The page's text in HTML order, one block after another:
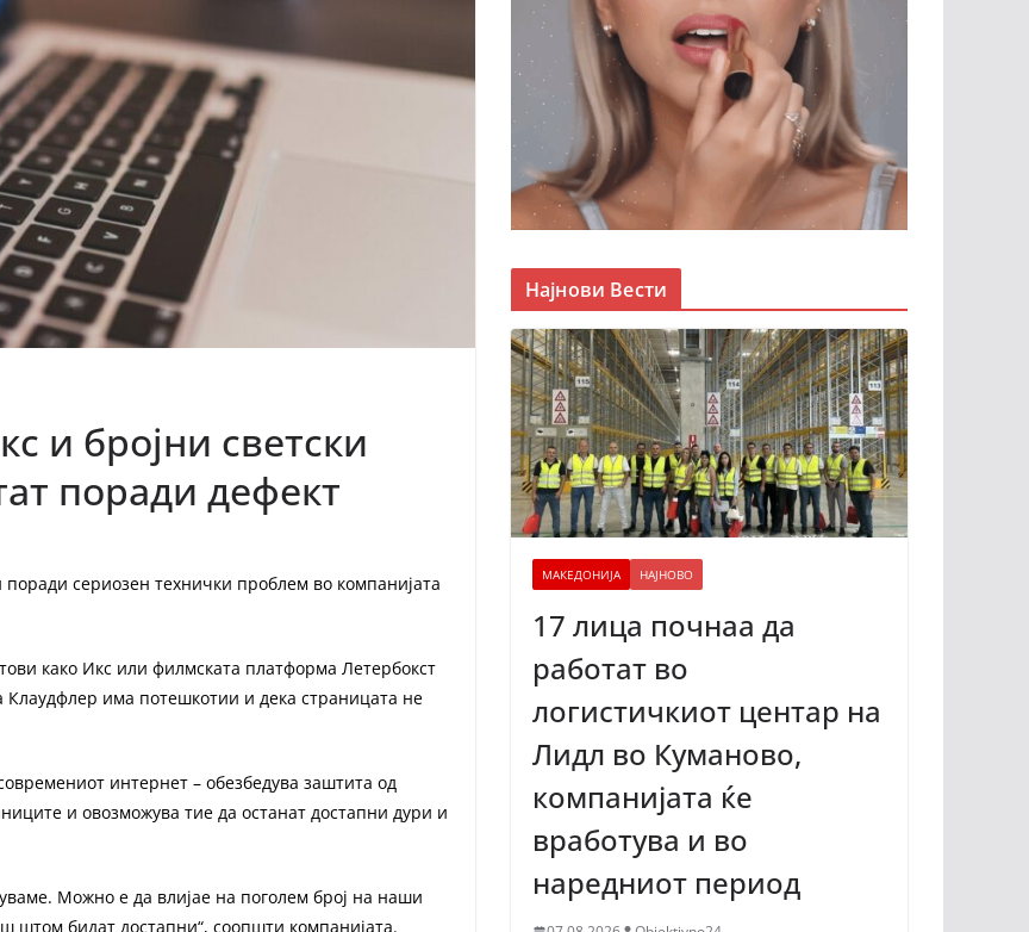
и бројни светски
поради дефект
сериозен технички проблем во компанијата
како Икс или филмската платформа Летербокст
Клаудфлер има потешкотии и дека страницата не
интернет – обезбедува заштита од
и овозможува тие да останат достапни дури и
Можно е да влијае на поголем број на наши
бидат достапни“, соопшти компанијата.
Најнови Вести
МАКЕДОНИЈА НАЈНОВО
17 лица почнаа да
работат во
логистичкиот центар на
Лидл во Куманово,
компанијата ќе
вработува и во
наредниот период